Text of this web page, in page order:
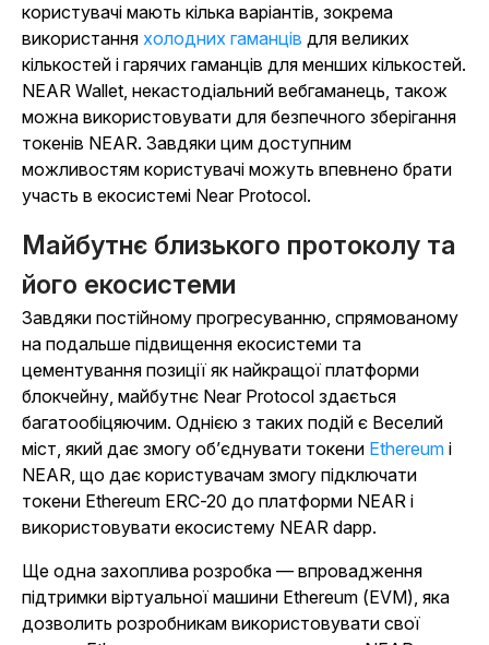
користувачі мають кілька варіантів, зокрема
використання холодних гаманців для великих
кількостей і гарячих гаманців для менших кількостей.
NEAR Wallet, некастодіальний вебгаманець, також
можна використовувати для безпечного зберігання
токенів NEAR. Завдяки цим доступним
можливостям користувачі можуть впевнено брати
участь в екосистемі Near Protocol.
Майбутнє близького протоколу та
його екосистеми
Завдяки постійному прогресуванню, спрямованому
на подальше підвищення екосистеми та
цементування позиції як найкращої платформи
блокчейну, майбутнє Near Protocol здається
багатообіцяючим. Однією з таких подій є Веселий
міст, який дає змогу об’єднувати токени Ethereum і
NEAR, що дає користувачам змогу підключати
токени Ethereum ERC-20 до платформи NEAR і
використовувати екосистему NEAR dapp.
Ще одна захоплива розробка — впровадження
підтримки віртуальної машини Ethereum (EVM), яка
дозволить розробникам використовувати свої